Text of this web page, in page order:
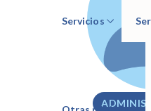
Servicios